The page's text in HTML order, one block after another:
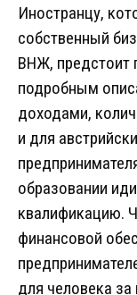
Иностранцу,
собственный
ВНЖ, предстоит
подробным
доходами,
и для
образовании
квалификацию.
финансовой
для человека